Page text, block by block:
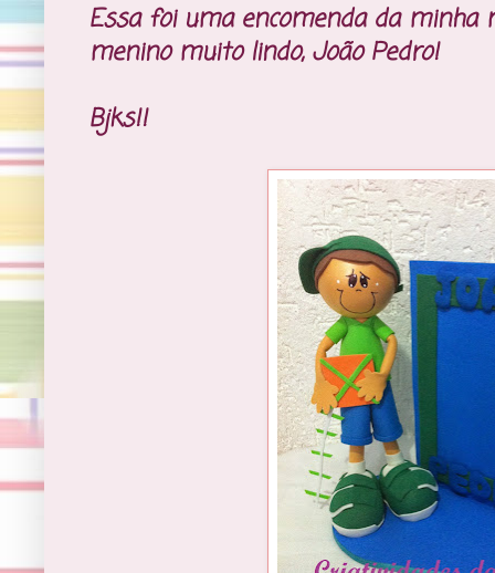
Essa foi uma encomenda da
menino muito lindo, João Pedro!
Bjks!!